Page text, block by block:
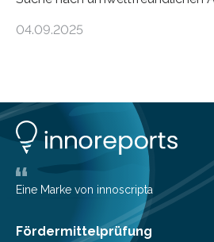
an fossilen Rohstoffen reduzieren,
lassen. Genau daran arbeitet das
Angewandte Polymerforschung
Science Park und stellt seine
biobasierter und bioabbaubarer
Messe 2025 vor, der
04.09.2025
Eine Marke von innoscripta
Fördermittelprüfung